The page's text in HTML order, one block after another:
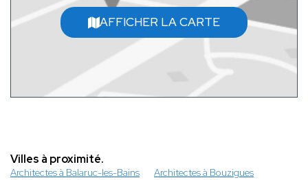
AFFICHER LA CARTE
Villes à proximité.
Architectes à Balaruc-les-Bains
Architectes à Bouzigues